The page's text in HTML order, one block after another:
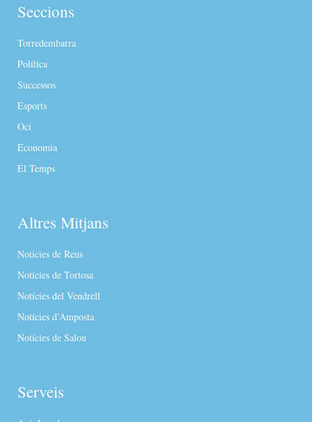
Seccions
Torredembarra
Política
Successos
Esports
Oci
Economia
El Temps
Altres Mitjans
Notícies de Reus
Notícies de Tortosa
Notícies del Vendrell
Notícies d’Amposta
Notícies de Salou
Serveis